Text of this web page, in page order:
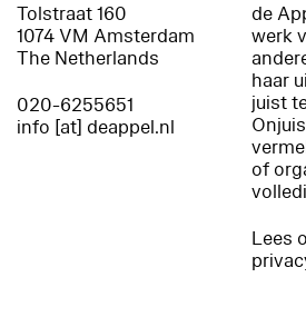
Tolstraat 160
1074 VM Amsterdam
The Netherlands
020-6255651
info [at] deappel.nl
de
werk
haar
juist
of
Lees